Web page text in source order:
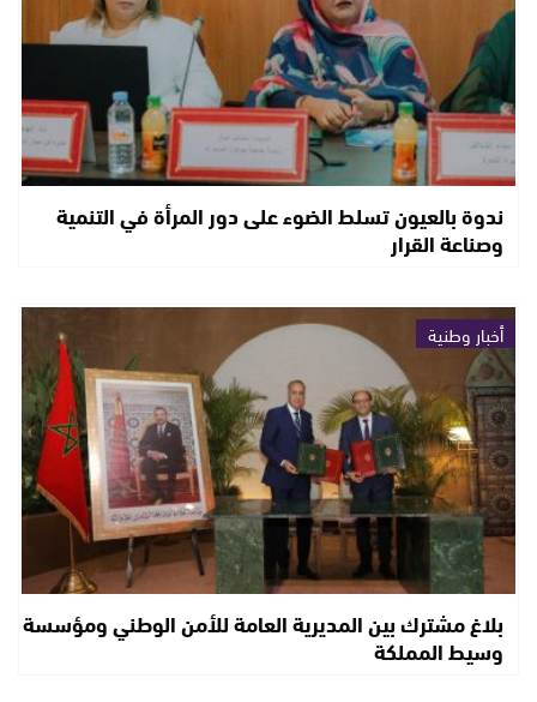
ندوة بالعيون تسلط الضوء على دور المرأة في التنمية
وصناعة القرار
أخبار وطنية
بلاغ مشترك بين المديرية العامة للأمن الوطني ومؤسسة
وسيط المملكة